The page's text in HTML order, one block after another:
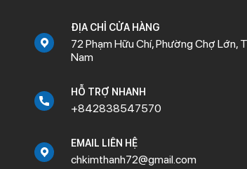
ĐỊA CHỈ CỬA HÀNG
72 Phạm Hữu Chí, Phường Chợ Lớn,
Nam
HỖ TRỢ NHANH
+842838547570
EMAIL LIÊN HỆ
chkimthanh72@gmail.com